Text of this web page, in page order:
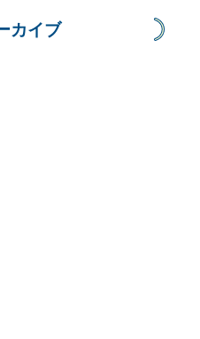
カイブ